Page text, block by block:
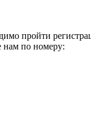
пройти
нам по номеру: